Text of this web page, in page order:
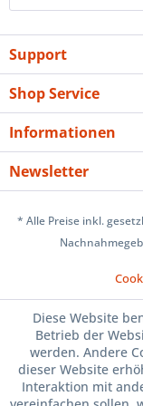
Support
Shop Service
Informationen
Newsletter
* Alle Preise inkl.
Diese Website
Betrieb der
werden. Andere
dieser Website
Interaktion mit